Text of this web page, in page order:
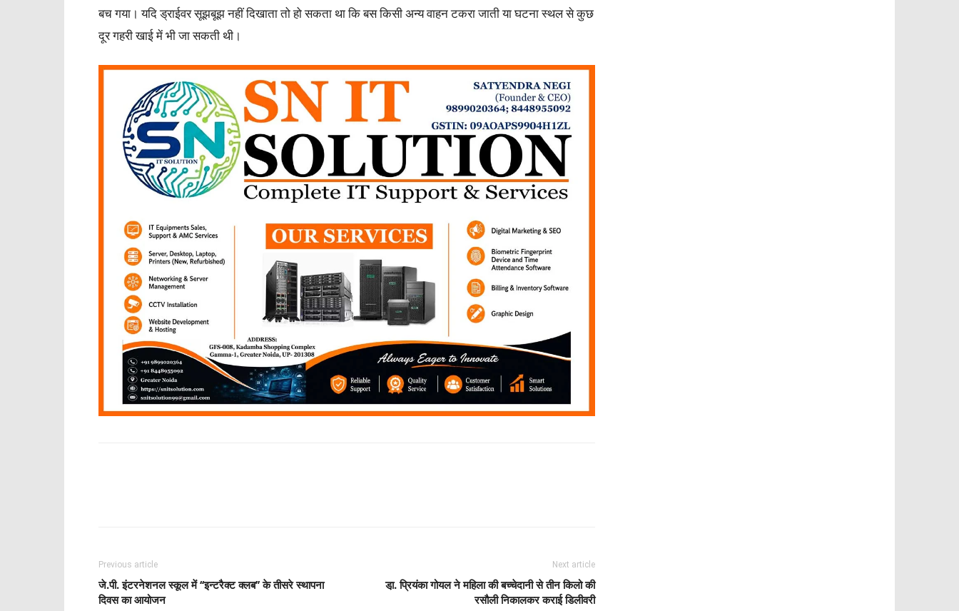
बच गया। यदि ड्राईवर सूझबूझ नहीं दिखाता तो हो सकता था कि बस किसी अन्य वाहन टकरा जाती या घटना स्थल से कुछ
दूर गहरी खाई में भी जा सकती थी।
Previous article
जे.पी. इंटरनेशनल स्कूल में ‘‘इन्टरैक्ट क्लब’’ के तीसरे स्थापना
दिवस का आयोजन
Next article
डा़. प्रियंका गोयल ने महिला की बच्चेदानी से तीन किलो की
रसौली निकालकर कराई डिलीवरी